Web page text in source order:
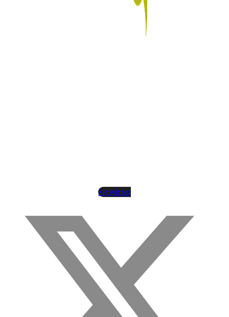
X-twitter